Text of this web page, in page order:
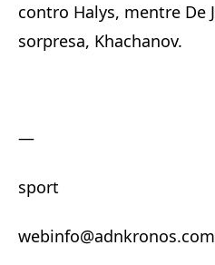
contro Halys, mentre De
sorpresa, Khachanov.
—
sport